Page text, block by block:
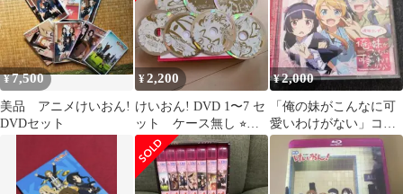
¥7,500
美品 アニメけいおん!
DVDセット
¥2,200
けいおん! DVD 1〜7 セ
ット ケース無し ⭐︎今
週末迄の特別価格
¥2,000
「俺の妹がこんなに可
愛いわけがない」コン
プリートコレクション
+俺妹コンプ+!